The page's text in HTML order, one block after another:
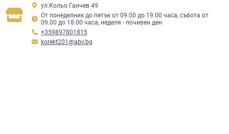
ул.Кольо Ганчев 49
От понеделник до петък от 09.00 до 19.00 часа, събота от
09.00 до 18.00 часа, неделя - почивен ден
+359897801815
korekt201@abv.bg